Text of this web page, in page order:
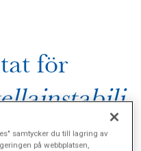
för
samtycker du till lagring av
på webbplatsen,